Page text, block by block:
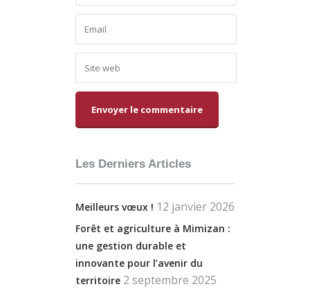
Les Derniers Articles
Meilleurs vœux ! 12 janvier 2026
Forêt et agriculture à Mimizan :
une gestion durable et
innovante pour l’avenir du
territoire 2 septembre 2025